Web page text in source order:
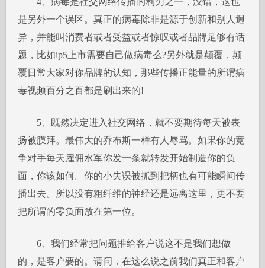
是另外一个误区。真正的病毒除非是源于创新和别人迥
异，并能叫消费者或者受益或者惊叹或者品牌足够有话
题，比如ip5上市需要自己做病毒么?另外就是颠覆，颠
覆日常大家对你品牌的认知，那些传播正能量的所谓病
毒视频百分之百都是刷出来的!
5、既然决定进入社交网络，就不要期待每天被表
扬被膜拜。最伟大的乔布斯一样有人辱骂。如果你的竞
争对手每天雇佣水军你发一条就转发开始制造你的负
面，你该如何。你的小失误被抓到把柄也有可能瞬间传
播出去。所以没有粗纤维的神经还是远离这里，更不要
把所谓的零负面放在第一位。
6、我们经常把问题推给客户说这不是我们想做
的，是客户要的。请问，在这么说之前我们真正和客户